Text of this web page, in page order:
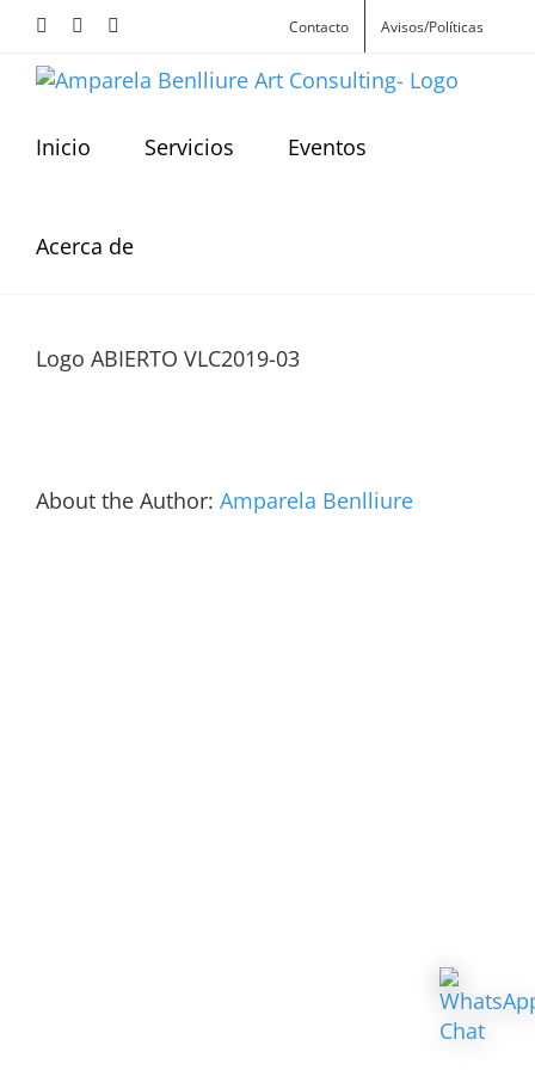
Skip
content
FacebookInstagram Contacto Avisos/Políticas
Inicio Servicios Eventos
Acerca de
Logo ABIERTO VLC2019-03
About the Author: Amparela Benlliure